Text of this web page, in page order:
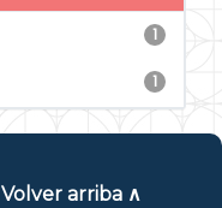
1
1
Volver arriba ∧